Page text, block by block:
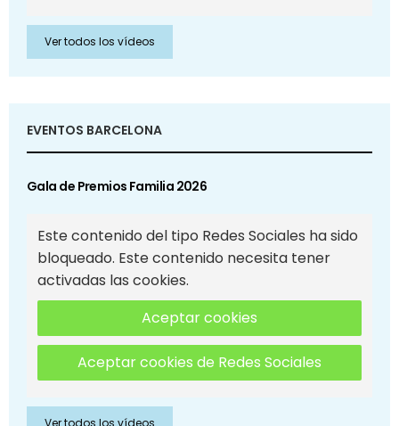
Ver todos los vídeos
EVENTOS BARCELONA
Gala de Premios Familia 2026
Este contenido del tipo Redes Sociales ha sido
bloqueado. Este contenido necesita tener
activadas las cookies.
Aceptar cookies
Aceptar cookies de Redes Sociales
Ver todos los vídeos